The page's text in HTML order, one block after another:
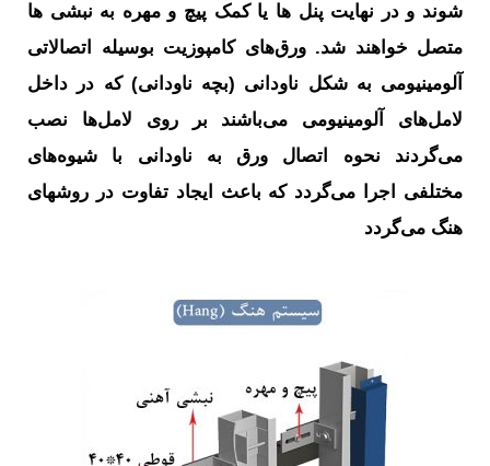
شوند و در نهایت پنل ها یا کمک پیچ و مهره به نبشی ها
متصل خواهند شد. ورق‌های کامپوزیت بوسیله اتصالاتی
آلومینیومی به شکل ناودانی (بچه ناودانی) که در داخل
لامل‌های آلومینیومی می‌باشند بر روی لامل‌ها نصب
می‌گردند نحوه اتصال ورق به ناودانی با شیوه‌های
مختلفی اجرا می‌گردد که باعث ایجاد تفاوت در روشهای
هنگ می‌گردد